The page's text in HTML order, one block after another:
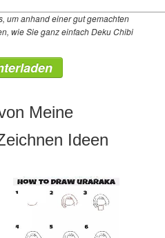
um anhand einer gut gemachten
wie Sie ganz einfach Deku Chibi
Meine
Ideen